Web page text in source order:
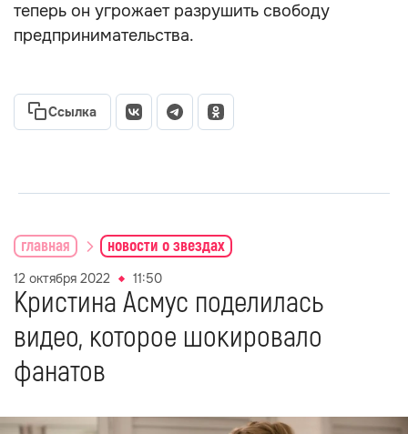
теперь он угрожает разрушить свободу
предпринимательства.
Ссылка
главная новости о звездах
12 октября 2022 11:50
Кристина Асмус поделилась
видео, которое шокировало
фанатов